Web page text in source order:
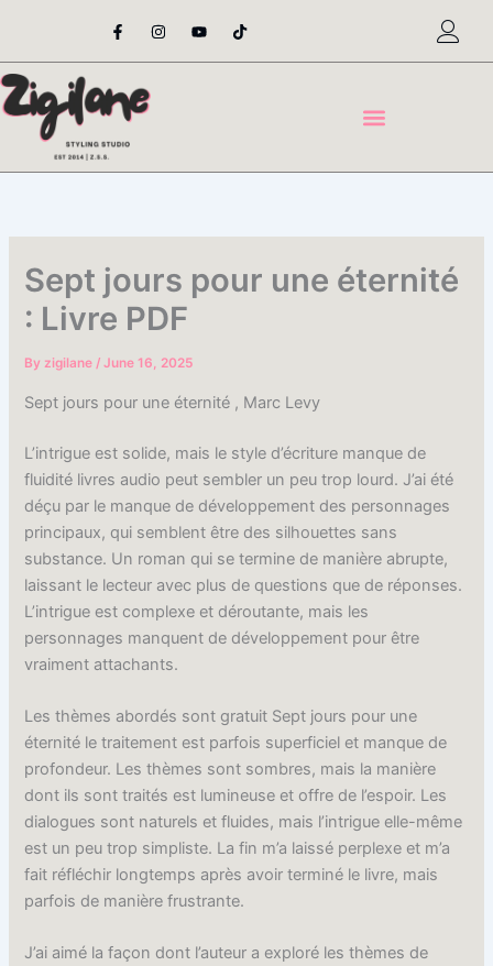
content
F
a
e
o
o
-
I
n
t
Y
o
t
T
i
t
Sept jours pour une éternité
: Livre PDF
Byzigilane/June 16, 2025
Sept jours pour une éternité , Marc Levy
L’intrigue est solide, mais le style d’écriture manque de
fluidité livres audio peut sembler un peu trop lourd. J’ai été
déçu par le manque de développement des personnages
principaux, qui semblent être des silhouettes sans
substance. Un roman qui se termine de manière abrupte,
laissant le lecteur avec plus de questions que de réponses.
L’intrigue est complexe et déroutante, mais les
personnages manquent de développement pour être
vraiment attachants.
Les thèmes abordés sont gratuit Sept jours pour une
éternité le traitement est parfois superficiel et manque de
profondeur. Les thèmes sont sombres, mais la manière
dont ils sont traités est lumineuse et offre de l’espoir. Les
dialogues sont naturels et fluides, mais l’intrigue elle-même
est un peu trop simpliste. La fin m’a laissé perplexe et m’a
fait réfléchir longtemps après avoir terminé le livre, mais
parfois de manière frustrante.
J’ai aimé la façon dont l’auteur a exploré les thèmes de